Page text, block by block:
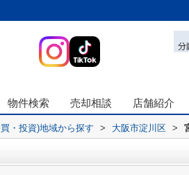
物件検索 売却相談 店舗紹介
・投資)地域から探す > 大阪市淀川区 >